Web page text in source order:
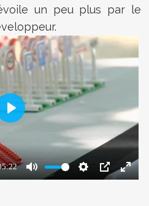
un peu plus par le